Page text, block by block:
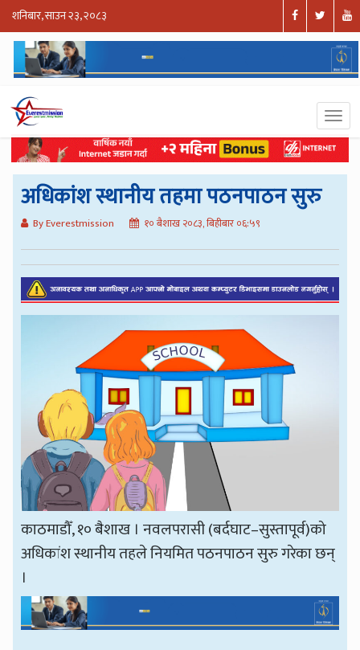
शनिबार, साउन २३, २०८३
अधिकांश स्थानीय तहमा पठनपाठन सुरु
By Everestmission १० बैशाख २०८३, बिहीबार ०६:५९
काठमाडौँ, १० बैशाख । नवलपरासी (बर्दघाट–सुस्तापूर्व)को
अधिकांश स्थानीय तहले नियमित पठनपाठन सुरु गरेका छन्
।